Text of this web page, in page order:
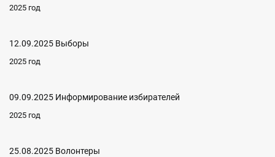
2025 год
12.09.2025 Выборы
2025 год
09.09.2025 Информирование избирателей
2025 год
25.08.2025 Волонтеры